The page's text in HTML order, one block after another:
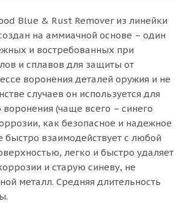
Blue & Rust Remover из линейки
на аммиачной основе – один
и востребованных при
и сплавов для защиты от
воронения деталей оружия и не
случаев он используется для
воронения (чаще всего – синего
как безопасное и надежное
быстро взаимодействует с любой
легко и быстро удаляет
и старую синеву, не
металл. Средняя длительность